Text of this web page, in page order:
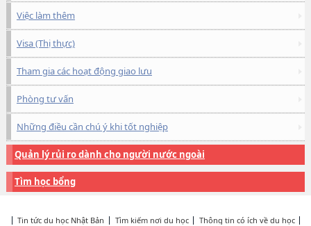
Việc làm thêm
Visa (Thị thực)
Tham gia các hoạt động giao lưu
Phòng tư vấn
Những điều cần chú ý khi tốt nghiệp
Quản lý rủi ro dành cho người nước ngoài
Tìm học bổng
Tin tức du học Nhật Bản Tìm kiếm nơi du học
Thông tin có ích về du học